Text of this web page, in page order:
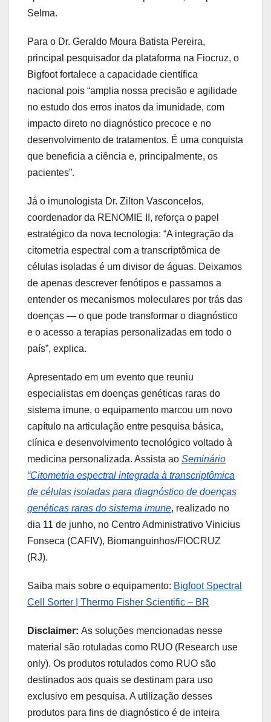
Selma.
Para o Dr. Geraldo Moura Batista Pereira,
principal pesquisador da plataforma na Fiocruz, o
Bigfoot fortalece a capacidade científica
nacional pois “amplia nossa precisão e agilidade
no estudo dos erros inatos da imunidade, com
impacto direto no diagnóstico precoce e no
desenvolvimento de tratamentos. É uma conquista
que beneficia a ciência e, principalmente, os
pacientes”.
Já o imunologista Dr. Zilton Vasconcelos,
coordenador da RENOMIE II, reforça o papel
estratégico da nova tecnologia: “A integração da
citometria espectral com a transcriptômica de
células isoladas é um divisor de águas. Deixamos
de apenas descrever fenótipos e passamos a
entender os mecanismos moleculares por trás das
doenças — o que pode transformar o diagnóstico
e o acesso a terapias personalizadas em todo o
país”, explica.
Apresentado em um evento que reuniu
especialistas em doenças genéticas raras do
sistema imune, o equipamento marcou um novo
capítulo na articulação entre pesquisa básica,
clínica e desenvolvimento tecnológico voltado à
medicina personalizada. Assista ao Seminário
“Citometria espectral integrada à transcriptômica
de células isoladas para diagnóstico de doenças
genéticas raras do sistema imune, realizado no
dia 11 de junho, no Centro Administrativo Vinicius
Fonseca (CAFIV), Biomanguinhos/FIOCRUZ
(RJ).
Saiba mais sobre o equipamento: Bigfoot Spectral
Cell Sorter | Thermo Fisher Scientific – BR
Disclaimer: As soluções mencionadas nesse
material são rotuladas como RUO (Research use
only). Os produtos rotulados como RUO são
destinados aos quais se destinam para uso
exclusivo em pesquisa. A utilização desses
produtos para fins de diagnóstico é de inteira